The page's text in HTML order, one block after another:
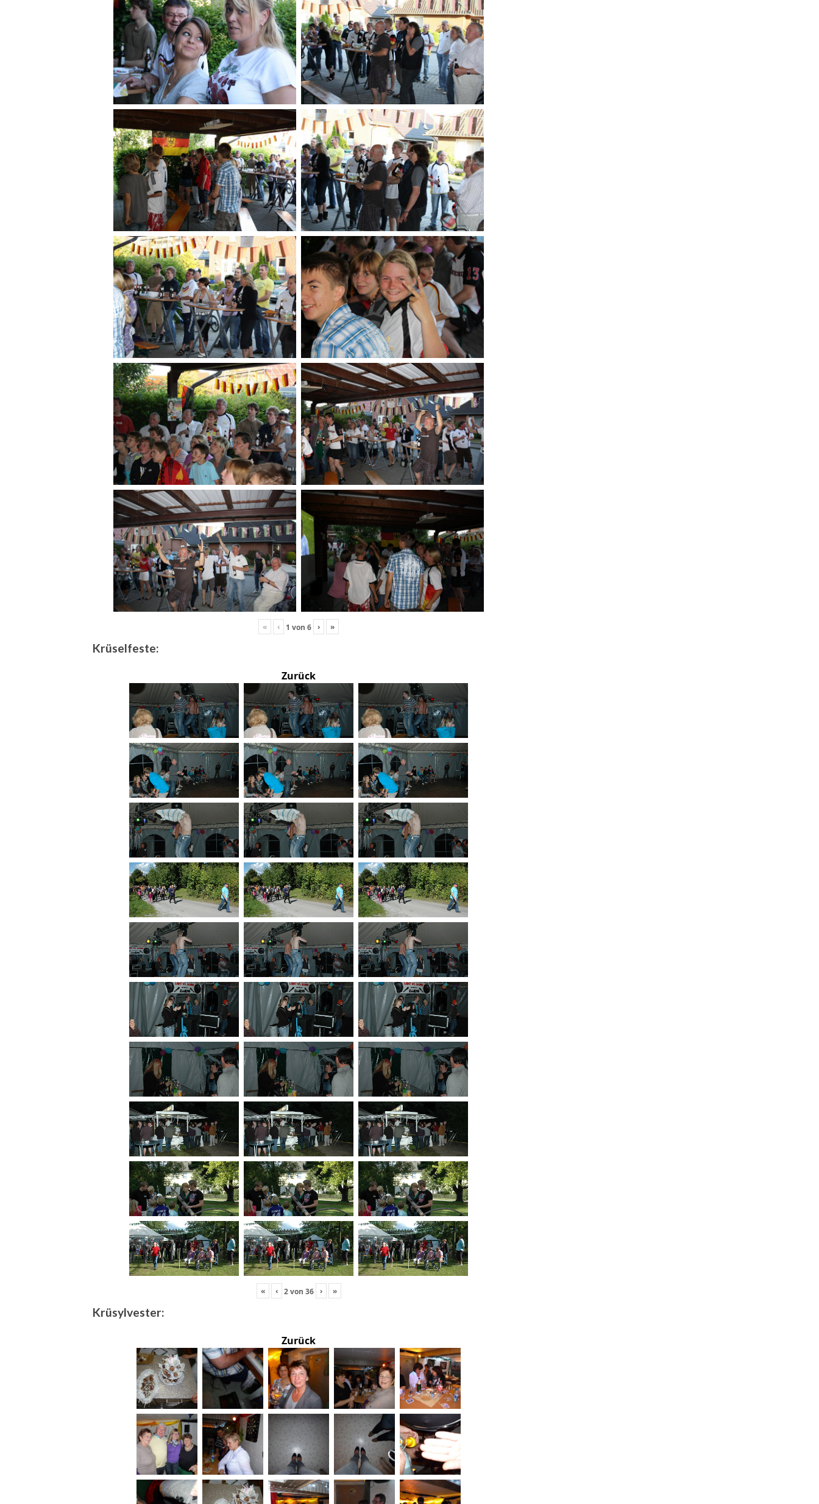
« ‹ 1 von 6 › »
Krüselfeste:
Zurück
« ‹ 2von 36 › »
Krüsylvester:
Zurück